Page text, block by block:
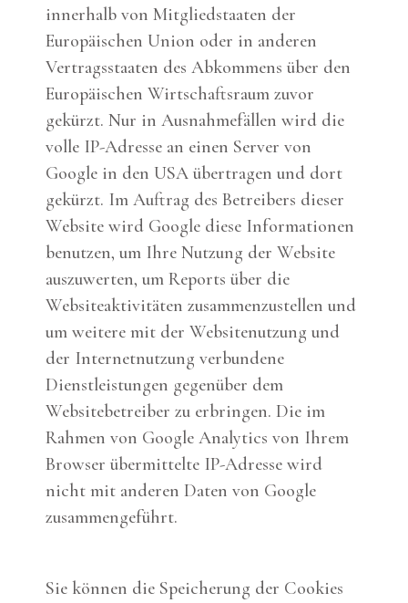
innerhalb von Mitgliedstaaten der
Europäischen Union oder in anderen
Vertragsstaaten des Abkommens über den
Europäischen Wirtschaftsraum zuvor
gekürzt. Nur in Ausnahmefällen wird die
volle IP-Adresse an einen Server von
Google in den USA übertragen und dort
gekürzt. Im Auftrag des Betreibers dieser
Website wird Google diese Informationen
benutzen, um Ihre Nutzung der Website
auszuwerten, um Reports über die
Websiteaktivitäten zusammenzustellen und
um weitere mit der Websitenutzung und
der Internetnutzung verbundene
Dienstleistungen gegenüber dem
Websitebetreiber zu erbringen. Die im
Rahmen von Google Analytics von Ihrem
Browser übermittelte IP-Adresse wird
nicht mit anderen Daten von Google
zusammengeführt.
Sie können die Speicherung der Cookies